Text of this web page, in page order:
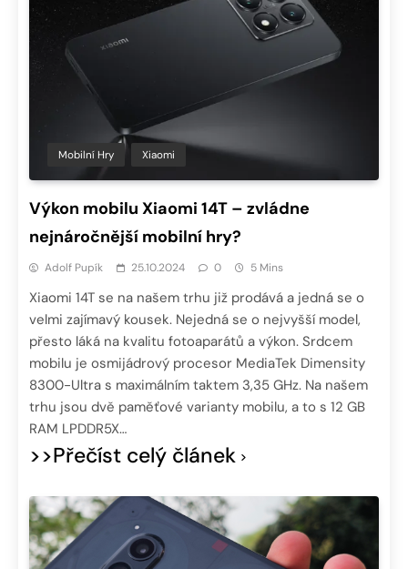
Mobilní Hry Xiaomi
Výkon mobilu Xiaomi 14T – zvládne
nejnáročnější mobilní hry?
Adolf Pupík 25.10.2024 0 5 Mins
Xiaomi 14T se na našem trhu již prodává a jedná se o
velmi zajímavý kousek. Nejedná se o nejvyšší model,
přesto láká na kvalitu fotoaparátů a výkon. Srdcem
mobilu je osmijádrový procesor MediaTek Dimensity
8300-Ultra s maximálním taktem 3,35 GHz. Na našem
trhu jsou dvě paměťové varianty mobilu, a to s 12 GB
RAM LPDDR5X…
>>Přečíst celý článek